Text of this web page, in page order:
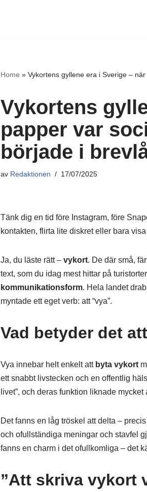
Home » Vykortens gyllene era i Sverige –
Vykortens
papper var
började i
av Redaktionen 17/07/2025
Tänk dig en tid före Instagram, före
kontakten, flirta lite diskret eller bara
Ja, du läste rätt – vykort. De där små,
text, som du idag mest hittar på
kommunikationsform. Hela landet
myntade ett eget verb: att “vya”.
Vad betyder det
Vya innebar helt enkelt att byta vykort
ett snabbt livstecken och en offentlig
livet”, och deras funktion liknade
Det fanns en låg tröskel att delta –
och ofullständiga meningar och stavfel
fanns en charm i det ofullkomliga – det
”Att skriva vykort